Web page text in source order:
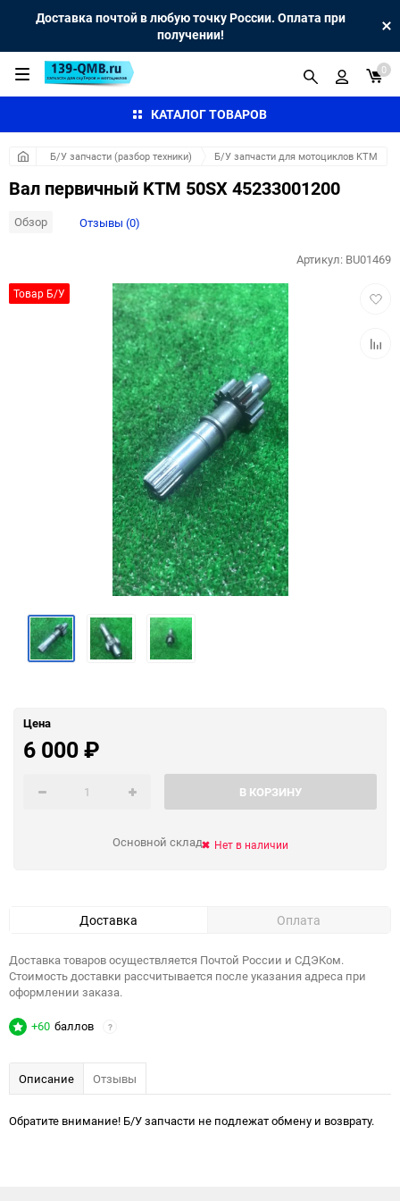
Доставка почтой в любую точку России. Оплата при
получении!
КАТАЛОГ ТОВАРОВ
0
Б/У запчасти (разбор техники) Б/У запчасти для мотоциклов KTM
Вал первичный KTM 50SX 45233001200
Обзор Отзывы (0)
Товар Б/У
Артикул: BU01469
Цена
6 000₽
В КОРЗИНУ
Основной склад Нет в наличии
Доставка Оплата
Доставка товаров осуществляется Почтой России и СДЭКом.
Стоимость доставки рассчитывается после указания адреса при
оформлении заказа.
+60 баллов ?
Описание Отзывы
Обратите внимание! Б/У запчасти не подлежат обмену и возврату.